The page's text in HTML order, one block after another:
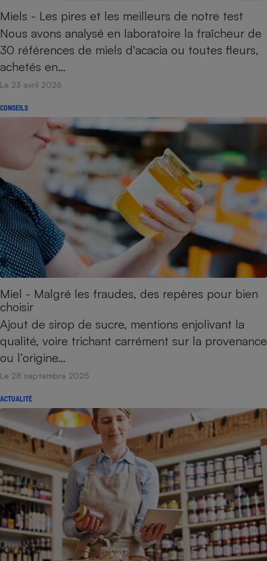
Miels - Les pires et les meilleurs de notre test
Nous avons analysé en laboratoire la fraîcheur de
30 références de miels d'acacia ou toutes fleurs,
achetés en…
Le 23 avril 2026
CONSEILS
Miel - Malgré les fraudes, des repères pour bien
choisir
Ajout de sirop de sucre, mentions enjolivant la
qualité, voire trichant carrément sur la provenance
ou l’origine…
Le 28 septembre 2025
ACTUALITÉ
Complément
alimentaire
Assurance emprunteur
Petit électroménager -
Lave-linge
Plaque de cuisson à
induction
Climatiseur -
Ventilateur
Cafetière à expressos
Téléviseur
Téléphone mobile -
Matelas
Radiateur électrique
Mutuelle
Antimoustique